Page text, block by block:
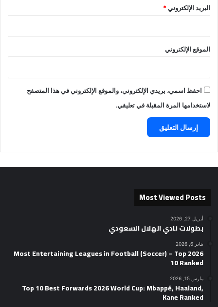
البريد الإلكتروني*
الموقع الإلكتروني
احفظ اسمي، بريدي الإلكتروني، والموقع الإلكتروني في هذا المتصفح
لاستخدامها المرة المقبلة في تعليقي.
Most Viewed Posts
أبريل 27, 2026
بطولات نادي الهلال السعودي
يناير 6, 2026
2026 Most Entertaining Leagues in Football (Soccer) – Top
10 Ranked
مارس 15, 2026
Top 10 Best Forwards 2026 World Cup: Mbappé, Haaland,
Kane Ranked